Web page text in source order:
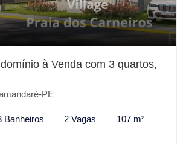
à Venda com 3 quartos,
PE
Banheiros 2 Vagas 107 m²